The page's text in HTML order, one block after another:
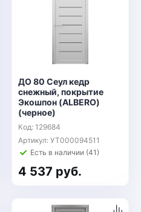
ДО 80 Сеул кедр
снежный, покрытие
Экошпон (ALBERO)
(черное)
Код: 129684
Артикул: УТ000094511
Есть в наличии (41)
4 537 руб.